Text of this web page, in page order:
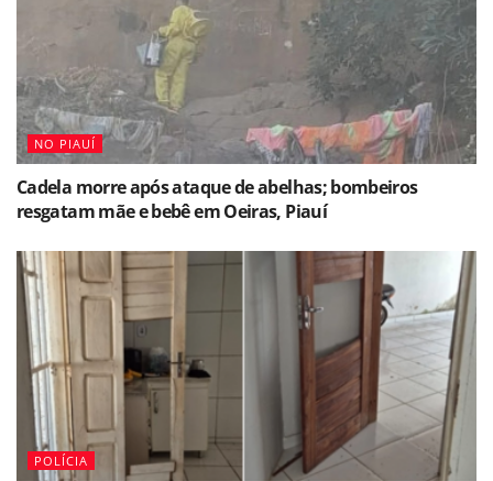
NO PIAUÍ
Cadela morre após ataque de abelhas; bombeiros
resgatam mãe e bebê em Oeiras, Piauí
POLÍCIA